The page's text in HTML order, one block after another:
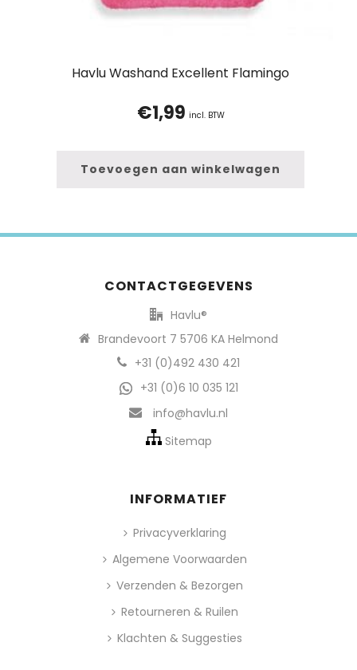
Havlu Washand Excellent Flamingo
€1,99 incl. BTW
Toevoegen aan winkelwagen
CONTACTGEGEVENS
Havlu®
Brandevoort 7 5706 KA Helmond
+31 (0)492 430 421
+31 (0)6 10 035 121
info@havlu.nl
Sitemap
INFORMATIEF
Privacyverklaring
Algemene Voorwaarden
Verzenden & Bezorgen
Retourneren & Ruilen
Klachten & Suggesties